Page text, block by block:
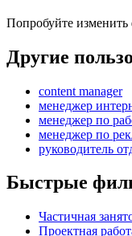
Попробуйте
Другие
content manager
менеджер
менеджер по
менеджер по
руководитель
Быстрые
Частичная
Проектная